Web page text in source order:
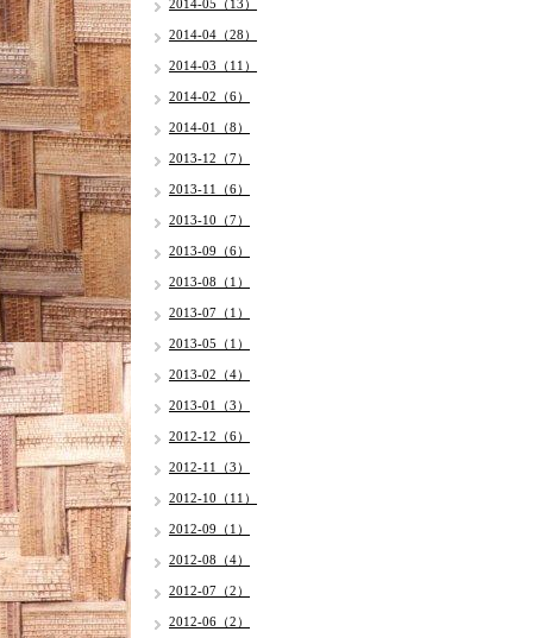
2014-05（13）
2014-04（28）
2014-03（11）
2014-02（6）
2014-01（8）
2013-12（7）
2013-11（6）
2013-10（7）
2013-09（6）
2013-08（1）
2013-07（1）
2013-05（1）
2013-02（4）
2013-01（3）
2012-12（6）
2012-11（3）
2012-10（11）
2012-09（1）
2012-08（4）
2012-07（2）
2012-06（2）